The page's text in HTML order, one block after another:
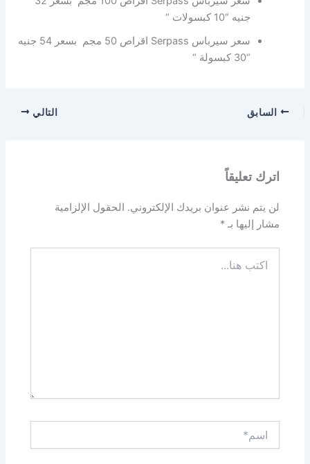
جنيه “10 كبسولات “
سعر سيرباس Serpass اقراص 50 مجم بسعر 54 جنيه
“30 كبسولة “
السابق التالي
اترك تعليقاً
لن يتم نشر عنوان بريدك الإلكتروني. الحقول الإلزامية
مشار إليها بـ*
هنا...